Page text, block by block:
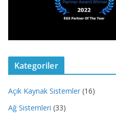
Kategoriler
Açık Kaynak Sistemler (16)
Ağ Sistemleri (33)